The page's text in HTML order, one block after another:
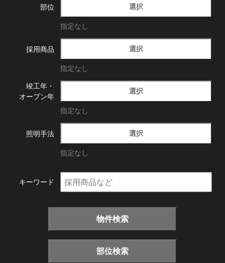
部位 選択
指定なし
採用商品 選択
指定なし
竣工年・
オープン年
選択
指定なし
照明手法 選択
指定なし
キーワード
物件検索
部位検索